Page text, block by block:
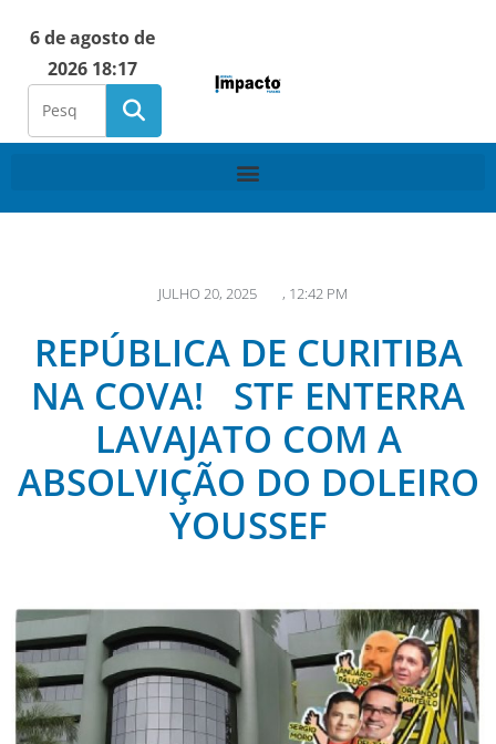
6 de agosto de
2026 18:17
JULHO 20, 2025 , 12:42 PM
REPÚBLICA DE CURITIBA
NA COVA! STF ENTERRA
LAVAJATO COM A
ABSOLVIÇÃO DO DOLEIRO
YOUSSEF